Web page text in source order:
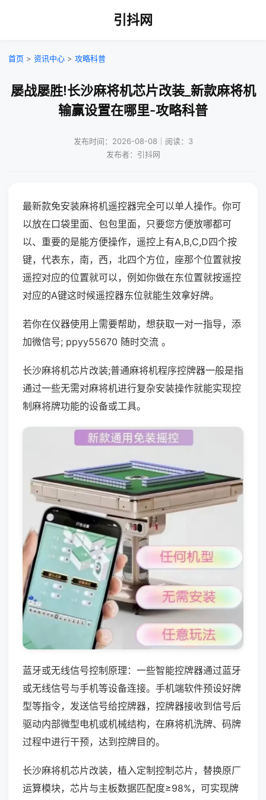
引抖网
首页 > 资讯中心 > 攻略科普
屡战屡胜!长沙麻将机芯片改装_新款麻将机
输赢设置在哪里-攻略科普
发布时间：2026-08-08｜阅读：3
发布者：引抖网
最新款免安装麻将机遥控器完全可以单人操作。你可
以放在口袋里面、包包里面，只要您方便放哪都可
以、重要的是能方便操作，遥控上有A,B,C,D四个按
键，代表东，南，西，北四个方位，座那个位置就按
遥控对应的位置就可以，例如你做在东位置就按遥控
对应的A键这时候遥控器东位就能生效拿好牌。
若你在仪器使用上需要帮助，想获取一对一指导，添
加微信号; ppyy55670 随时交流 。
长沙麻将机芯片改装;普通麻将机程序控牌器一般是指
通过一些无需对麻将机进行复杂安装操作就能实现控
制麻将牌功能的设备或工具。
蓝牙或无线信号控制原理：一些智能控牌器通过蓝牙
或无线信号与手机等设备连接。手机端软件预设好牌
型等指令，发送信号给控牌器，控牌器接收到信号后
驱动内部微型电机或机械结构，在麻将机洗牌、码牌
过程中进行干预，达到控牌目的。
长沙麻将机芯片改装，植入定制控制芯片，替换原厂
运算模块，芯片与主板数据匹配度≥98%，可实现牌